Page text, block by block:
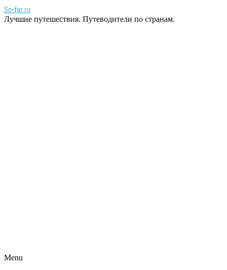
So-far.ru
Лучшие путешествия. Путеводители по странам.
Menu